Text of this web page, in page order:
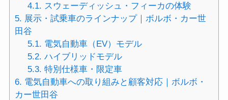
4.1. スウェーディッシュ・フィーカの体験
5. 展示・試乗車のラインナップ｜ボルボ・カー世
田谷
5.1. 電気自動車（EV）モデル
5.2. ハイブリッドモデル
5.3. 特別仕様車・限定車
6. 電気自動車への取り組みと顧客対応｜ボルボ・
カー世田谷